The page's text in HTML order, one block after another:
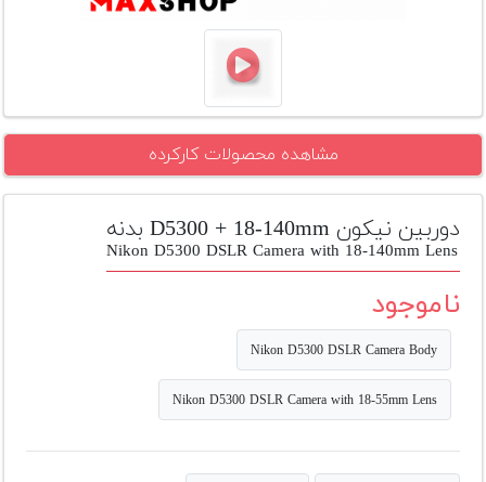
افزودن
دست
دوم
لیست
قیمت
دوربین
مشاهده محصولات کارکرده
دوربین نیکون D5300 + 18-140mm بدنه
Nikon D5300 DSLR Camera with 18-140mm Lens
ناموجود
Nikon D5300 DSLR Camera Body
Nikon D5300 DSLR Camera with 18-55mm Lens